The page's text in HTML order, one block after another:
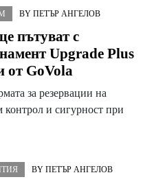
BY ПЕТЪР АНГЕЛОВ
пътуват с
Upgrade Plus
от GoVola
за резервации на
контрол и сигурност при
BY ПЕТЪР АНГЕЛОВ